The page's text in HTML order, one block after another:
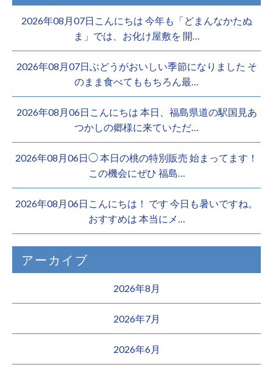
2026年08月07日こんにちは 今年も「どまんなかたぬ
ま」では、お化け屋敷を 開…
2026年08月07日ぶどうがおいしい季節になりました そ
のまま食べてももちろん最…
2026年08月06日こんにちは 本日、福島県道の駅国見あ
つかしの郷様に来ていただ…
2026年08月06日◯ 本日の桃の特別販売 始まってます！
この機会にぜひ 福島…
2026年08月06日こんにちは！ です 今日も暑いですね。
おすすめは 本当にメ…
アーカイブ
2026年8月
2026年7月
2026年6月